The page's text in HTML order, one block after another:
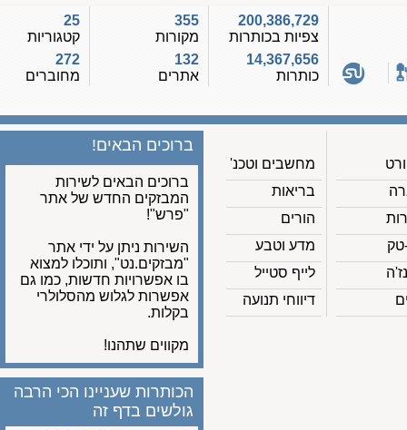
200,386,729
צפיות בכותרות
14,367,656
כותרות
355
מקורות
132
אתרים
קטגוריות
272
מחוברים
מחשבים וטכנ'
בריאות
הורים
מדע וטבע
לייף סטייל
דיווחי תנועה
ברוכים הבאים!
ברוכים הבאים לשירות
המבזקים החדש של אתר
"פרש"!
השירות ניתן על ידי אתר
"מבזקים.נט", ותוכלו למצוא
בו אפשרויות חדשות, כמו גם
אפשרות לגלוש מהסלולרי
בקלות.
מקווים שתהנו!
הכותרות שעניינו הכי הרבה
גולשים בדף זה